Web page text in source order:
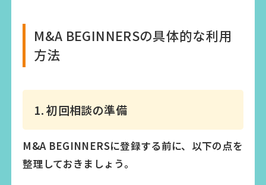
M&A BEGINNERSの具体的な利用
方法
1. 初回相談の準備
M&A BEGINNERSに登録する前に、以下の点を
整理しておきましょう。